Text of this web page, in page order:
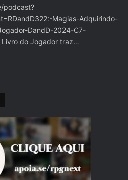
podcast?
Magias-Adquirindo-
DandD-2024-C7-
Livro do Jogador traz…